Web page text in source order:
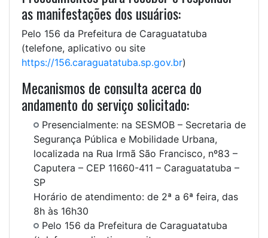
as manifestações dos usuários:
Pelo 156 da Prefeitura de Caraguatatuba
(telefone, aplicativo ou site
https://156.caraguatatuba.sp.gov.br)
Mecanismos de consulta acerca do
andamento do serviço solicitado:
Presencialmente: na SESMOB – Secretaria de
Segurança Pública e Mobilidade Urbana,
localizada na Rua Irmã São Francisco, nº83 –
Caputera – CEP 11660-411 – Caraguatatuba –
SP
Horário de atendimento: de 2ª a 6ª feira, das
8h às 16h30
Pelo 156 da Prefeitura de Caraguatatuba